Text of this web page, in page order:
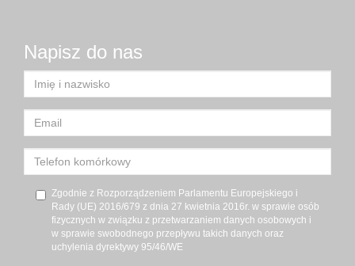
Napisz do nas
Zgodnie z Rozporządzeniem Parlamentu Europejskiego i
Rady (UE) 2016/679 z dnia 27 kwietnia 2016r. w sprawie osób
fizycznych w związku z przetwarzaniem danych osobowych i
w sprawie swobodnego przepływu takich danych oraz
uchylenia dyrektywy 95/46/WE